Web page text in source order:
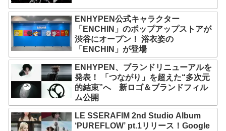
ENHYPEN公式キャラクター
「ENCHIN」のポップアップストアが
渋谷にオープン！ 浴衣姿の
「ENCHIN」が登場
ENHYPEN、ブランドリニューアルを
発表！ 「つながり」を超えた“多次元
的結束”へ 新ロゴ＆ブランドフィル
ム公開
LE SSERAFIM 2nd Studio Album
‘PUREFLOW’ pt.1リリース！Google